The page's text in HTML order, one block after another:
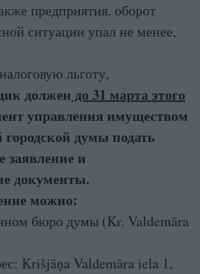
предприятия, оборот
ситуации упал не менее,
льготу,
должен до 31 марта этого
управления имуществом
думы подать
заявление и
документы.
можно:
бюро думы (Kr. Valdemāra
Krišjāņa Valdemāra iela 1,